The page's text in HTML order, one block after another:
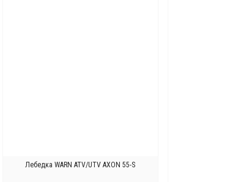
Лебедка WARN ATV/UTV AXON 55-S